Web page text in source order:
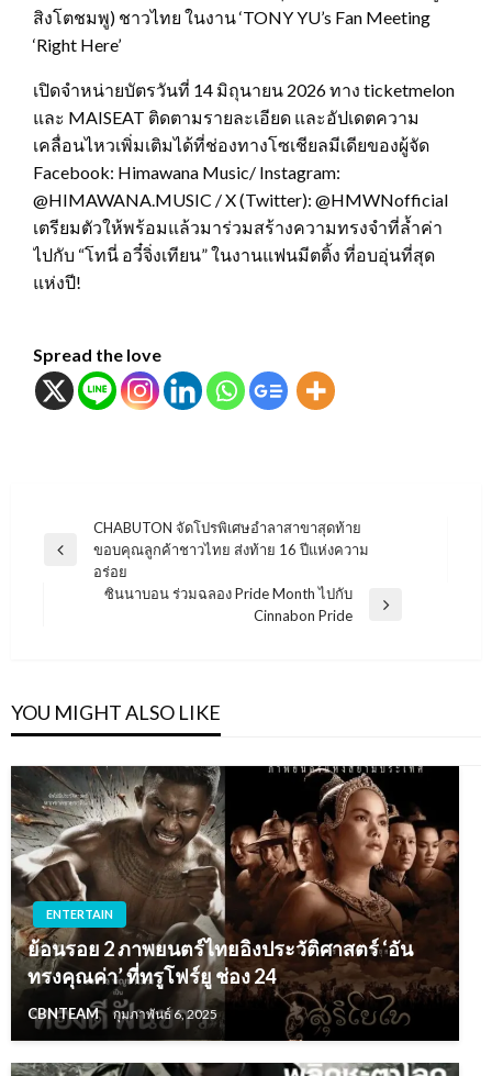
สิงโตชมพู) ชาวไทย ในงาน ‘TONY YU’s Fan Meeting
‘Right Here’
เปิดจำหน่ายบัตรวันที่ 14 มิถุนายน 2026 ทาง ticketmelon
และ MAISEAT ติดตามรายละเอียด และอัปเดตความ
เคลื่อนไหวเพิ่มเติมได้ที่ช่องทางโซเชียลมีเดียของผู้จัด
Facebook: Himawana Music/ Instagram:
@HIMAWANA.MUSIC / X (Twitter): @HMWNofficial
เตรียมตัวให้พร้อมแล้วมาร่วมสร้างความทรงจำที่ล้ำค่า
ไปกับ “โทนี่ อวี๋จิ่งเทียน” ในงานแฟนมีตติ้ง ที่อบอุ่นที่สุด
แห่งปี!
Spread the love
แนะแนว
เรื่อง
Previous
CHABUTON จัดโปรพิเศษอำลาสาขาสุดท้าย
ขอบคุณลูกค้าชาวไทย ส่งท้าย 16 ปีแห่งความ
อร่อย
ซินนาบอน ร่วมฉลอง Pride Month ไปกับ
Cinnabon Pride
YOU MIGHT ALSO LIKE
ENTERTAIN
ย้อนรอย 2 ภาพยนตร์ไทยอิงประวัติศาสตร์ ‘อัน
ทรงคุณค่า’ ที่ทรูโฟร์ยู ช่อง 24
CBNTEAM กุมภาพันธ์ 6, 2025